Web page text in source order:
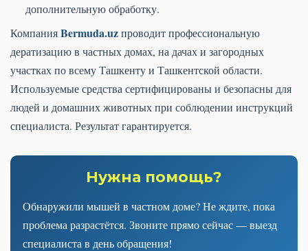
дополнительную обработку.
КомпанияBermuda.uzпроводит профессиональную
дератизацию в частных домах, на дачах и загородных
участках по всему Ташкенту и Ташкентской области.
Используемые средства сертифицированы и безопасны для
людей и домашних животных при соблюдении инструкций
специалиста. Результат гарантируется.
Нужна помощь?
Обнаружили мышей в частном доме? Не ждите, пока
проблема разрастётся. Звоните прямо сейчас — выезд
специалиста в день обращения!